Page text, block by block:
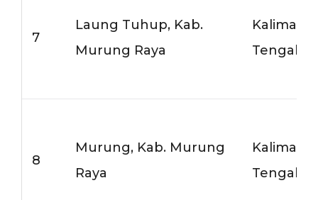
7
Laung Tuhup, Kab.
Murung Raya
Tengah
8
Murung, Kab. Murung
Raya
Tengah